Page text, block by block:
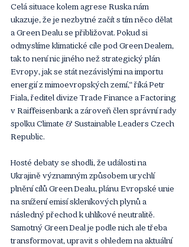
Celá situace kolem agrese Ruska nám
ukazuje, že je nezbytné začít s tím něco dělat
a Green Dealu se přibližovat. Pokud si
odmyslíme klimatické cíle pod Green Dealem,
tak to není nic jiného než strategický plán
Evropy, jak se stát nezávislými na importu
energií z mimoevropských zemí,“ říká Petr
Fiala, ředitel divize Trade Finance a Factoring
v Raiffeisenbank a zároveň člen správní rady
spolku Climate & Sustainable Leaders Czech
Republic.
Hosté debaty se shodli, že události na
Ukrajině významným způsobem urychlí
plnění cílů Green Dealu, plánu Evropské unie
na snížení emisí skleníkových plynů a
následný přechod k uhlíkové neutralitě.
Samotný Green Deal je podle nich ale třeba
transformovat, upravit s ohledem na aktuální